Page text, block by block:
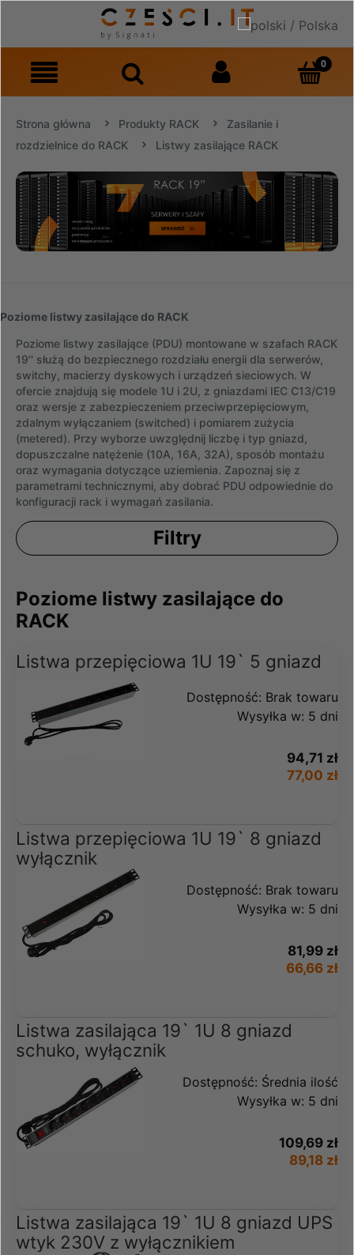
Strona główna Produkty RACK
Zasilanie i
rozdzielnice do RACK
Listwy zasilające RACK
Poziome listwy zasilające do RACK
Poziome listwy zasilające (PDU) montowane w szafach RACK
19'' służą do bezpiecznego rozdziału energii dla serwerów,
switchy, macierzy dyskowych i urządzeń sieciowych. W
ofercie znajdują się modele 1U i 2U, z gniazdami IEC C13/C19
oraz wersje z zabezpieczeniem przeciwprzepięciowym,
zdalnym wyłączaniem (switched) i pomiarem zużycia
(metered). Przy wyborze uwzględnij liczbę i typ gniazd,
dopuszczalne natężenie (10A, 16A, 32A), sposób montażu
oraz wymagania dotyczące uziemienia. Zapoznaj się z
parametrami technicznymi, aby dobrać PDU odpowiednie do
konfiguracji rack i wymagań zasilania.
Filtry
Poziome listwy zasilające do
RACK
Listwa przepięciowa 1U 19` 5 gniazd
Dostępność: Brak towaru
Wysyłka w: 5 dni
94,71 zł
77,00 zł
Listwa przepięciowa 1U 19` 8 gniazd
wyłącznik
Dostępność: Brak towaru
Wysyłka w: 5 dni
81,99 zł
66,66 zł
Listwa zasilająca 19` 1U 8 gniazd
schuko, wyłącznik
Dostępność: Średnia ilość
Wysyłka w: 5 dni
109,69 zł
89,18 zł
Listwa zasilająca 19` 1U 8 gniazd UPS
wtyk 230V z wyłącznikiem